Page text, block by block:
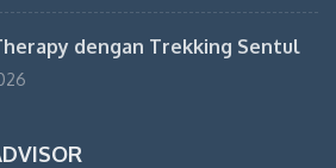
dengan Trekking Sentul